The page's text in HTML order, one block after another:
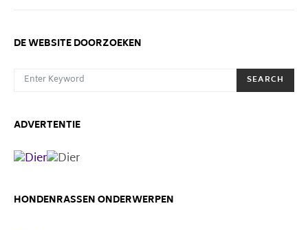
DE WEBSITE DOORZOEKEN
SEARCH FOR:
SEARCH
ADVERTENTIE
HONDENRASSEN ONDERWERPEN